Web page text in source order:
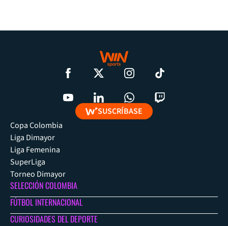
SUSCRÍBASE
Copa Colombia
Liga Dimayor
Liga Femenina
SuperLiga
Torneo Dimayor
SELECCIÓN COLOMBIA
FÚTBOL INTERNACIONAL
CURIOSIDADES DEL DEPORTE